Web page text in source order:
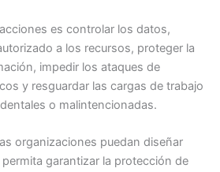
es controlar los datos,
a los recursos, proteger la
impedir los ataques de
y resguardar las cargas de trabajo
o malintencionadas.
organizaciones puedan diseñar
garantizar la protección de